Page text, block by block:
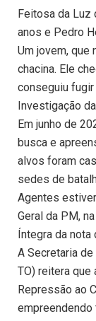
Feitosa da Luz
anos e Pedro
Um jovem, que
chacina. Ele
conseguiu
Investigação
Em junho de
busca e
alvos foram
sedes de
Agentes
Geral da PM,
Íntegra da nota
A Secretaria
TO) reitera que
Repressão ao